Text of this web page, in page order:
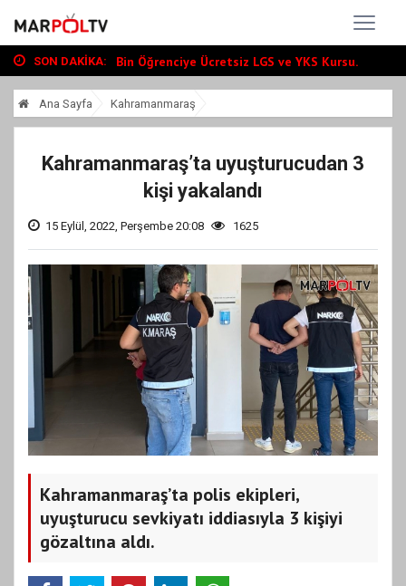
SON DAKIKA:
Bin Öğrenciye Ücretsiz LGS ve YKS Kursu...
“Tour Of Kahramanmaraş” Uluslararası Yol...
Ana Sayfa Kahramanmaraş
Kahramanmaraş’ta uyuşturucudan 3
kişi yakalandı
15 Eylül, 2022, Perşembe 20:08 1625
Kahramanmaraş’ta polis ekipleri,
uyuşturucu sevkiyatı iddiasıyla 3 kişiyi
gözaltına aldı.